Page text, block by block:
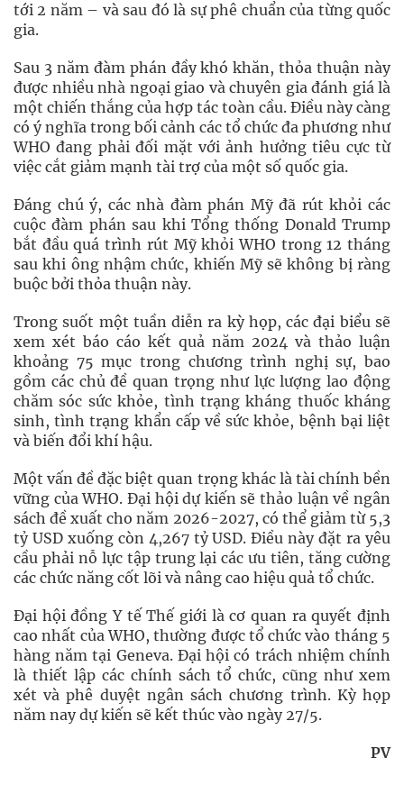
tới 2 năm – và sau đó là sự phê chuẩn của từng quốc
gia.
Sau 3 năm đàm phán đầy khó khăn, thỏa thuận này
được nhiều nhà ngoại giao và chuyên gia đánh giá là
một chiến thắng của hợp tác toàn cầu. Điều này càng
có ý nghĩa trong bối cảnh các tổ chức đa phương như
WHO đang phải đối mặt với ảnh hưởng tiêu cực từ
việc cắt giảm mạnh tài trợ của một số quốc gia.
Đáng chú ý, các nhà đàm phán Mỹ đã rút khỏi các
cuộc đàm phán sau khi Tổng thống Donald Trump
bắt đầu quá trình rút Mỹ khỏi WHO trong 12 tháng
sau khi ông nhậm chức, khiến Mỹ sẽ không bị ràng
buộc bởi thỏa thuận này.
Trong suốt một tuần diễn ra kỳ họp, các đại biểu sẽ
xem xét báo cáo kết quả năm 2024 và thảo luận
khoảng 75 mục trong chương trình nghị sự, bao
gồm các chủ đề quan trọng như lực lượng lao động
chăm sóc sức khỏe, tình trạng kháng thuốc kháng
sinh, tình trạng khẩn cấp về sức khỏe, bệnh bại liệt
và biến đổi khí hậu.
Một vấn đề đặc biệt quan trọng khác là tài chính bền
vững của WHO. Đại hội dự kiến sẽ thảo luận về ngân
sách đề xuất cho năm 2026-2027, có thể giảm từ 5,3
tỷ USD xuống còn 4,267 tỷ USD. Điều này đặt ra yêu
cầu phải nỗ lực tập trung lại các ưu tiên, tăng cường
các chức năng cốt lõi và nâng cao hiệu quả tổ chức.
Đại hội đồng Y tế Thế giới là cơ quan ra quyết định
cao nhất của WHO, thường được tổ chức vào tháng 5
hàng năm tại Geneva. Đại hội có trách nhiệm chính
là thiết lập các chính sách tổ chức, cũng như xem
xét và phê duyệt ngân sách chương trình. Kỳ họp
năm nay dự kiến sẽ kết thúc vào ngày 27/5.
PV